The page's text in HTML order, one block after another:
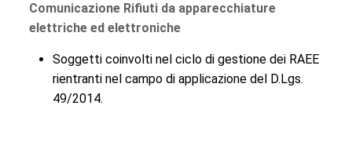
Comunicazione Rifiuti da apparecchiature
elettriche ed elettroniche
Soggetti coinvolti nel ciclo di gestione dei RAEE
rientranti nel campo di applicazione del D.Lgs.
49/2014.